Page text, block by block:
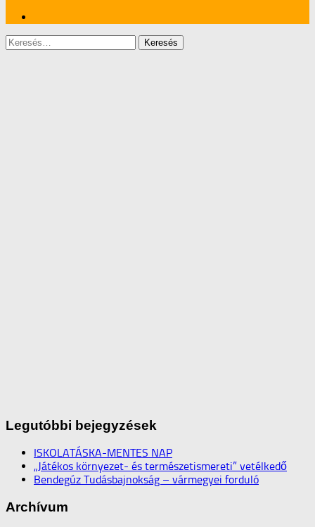
Keresés:
Legutóbbi bejegyzések
ISKOLATÁSKA-MENTES NAP
„Játékos környezet- és természetismereti” vetélkedő
Bendegúz Tudásbajnokság – vármegyei forduló
Archívum